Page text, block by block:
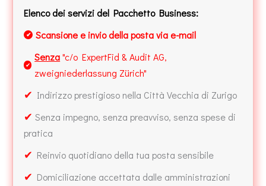
Elenco dei servizi del Pacchetto Business:
✔ Scansione e invio della posta via e-mail
✔
Senza"c/o ExpertFid & Audit AG,
zweigniederlassung Zürich"
✔ Indirizzo prestigioso nella Città Vecchia di Zurigo
✔ Senza impegno, senza preavviso, senza spese di
pratica
✔ Reinvio quotidiano della tua posta sensibile
✔ Domiciliazione accettata dalle amministrazioni